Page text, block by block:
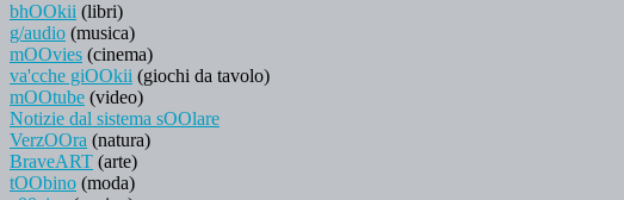
bhOOkii (libri)
g/audio (musica)
mOOvies (cinema)
va'cche giOOkii (giochi da tavolo)
mOOtube (video)
Notizie dal sistema sOOlare
VerzOOra (natura)
BraveART (arte)
tOObino (moda)